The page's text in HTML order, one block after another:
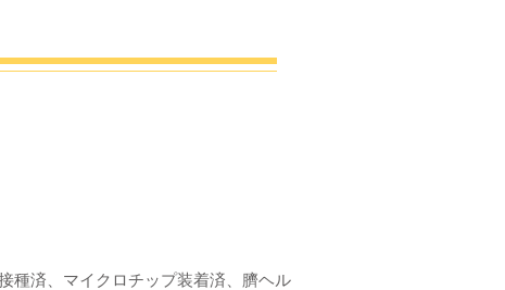
種済、マイクロチップ装着済、臍ヘル